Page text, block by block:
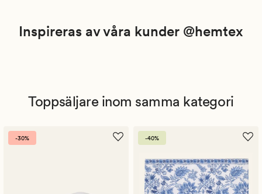
Inspireras av våra kunder @hemtex
Toppsäljare inom samma kategori
-30% -40%